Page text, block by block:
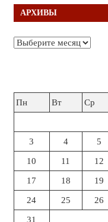
АРХИВЫ
Архивы
Пн
Вт Ср
3 4 5
10 11 12
17 18 19
24 25 26
31